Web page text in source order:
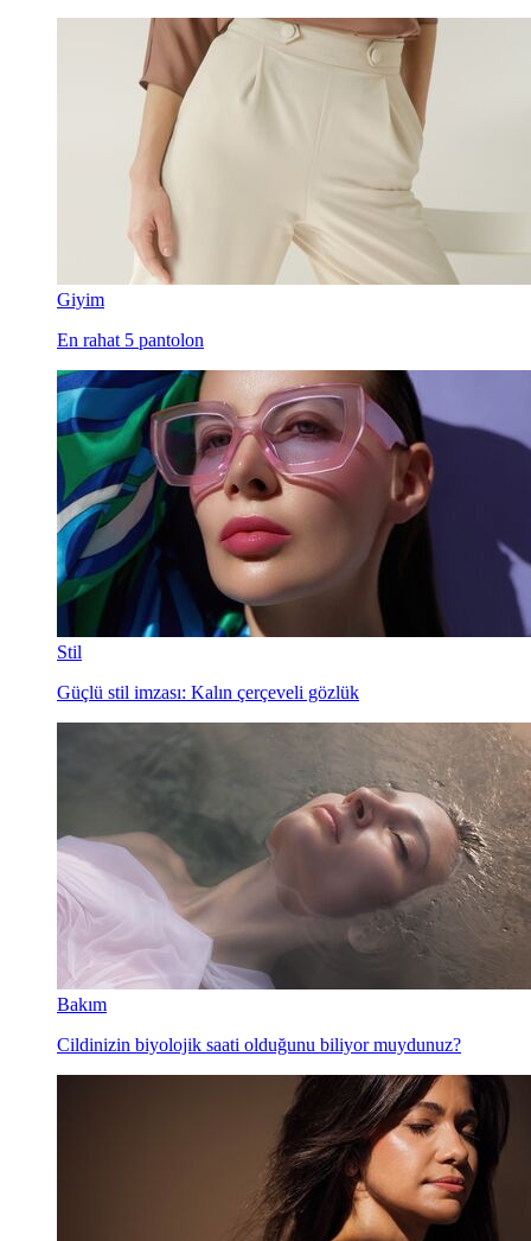
Giyim
En rahat 5 pantolon
Stil
Güçlü stil imzası: Kalın çerçeveli gözlük
Bakım
Cildinizin biyolojik saati olduğunu biliyor muydunuz?